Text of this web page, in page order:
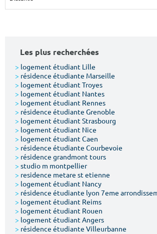
m²
Votre date d'entrée
Chercher
Les plus recherchées
> logement étudiant Lille
> résidence étudiante Marseille
> logement étudiant Troyes
> logement étudiant Nantes
> logement étudiant Rennes
> résidence étudiante Grenoble
> logement étudiant Strasbourg
> logement étudiant Nice
> logement étudiant Caen
> résidence étudiante Courbevoie
> résidence grandmont tours
> studio m montpellier
> residence metare st etienne
> logement étudiant Nancy
> résidence étudiante lyon 7eme
> logement étudiant Reims
> logement étudiant Rouen
> logement étudiant Angers
> résidence étudiante Villeurbanne